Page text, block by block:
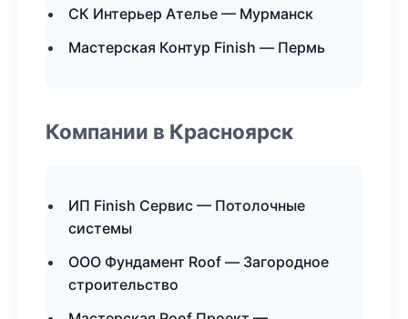
СК Интерьер Ателье — Мурманск
Мастерская Контур Finish — Пермь
Компании в Красноярск
ИП Finish Сервис — Потолочные
системы
ООО Фундамент Roof — Загородное
строительство